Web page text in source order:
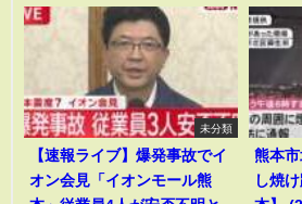
未分類
【速報ライブ】爆発事故でイ
オン会見「イオンモール熊
熊本
し焼